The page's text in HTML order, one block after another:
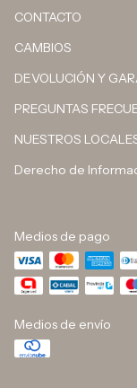
CONTACTO
CAMBIOS
DEVOLUCIÓN Y
PREGUNTAS
NUESTROS
Derecho de
Medios de pago
Medios de envío